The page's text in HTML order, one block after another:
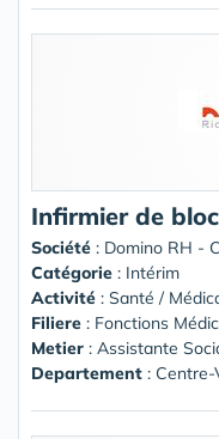
Infirmier de
Société : Domino RH -
Catégorie : Intérim
Activité : Santé /
Filiere : Fonctions
Metier : Assistante
Departement :